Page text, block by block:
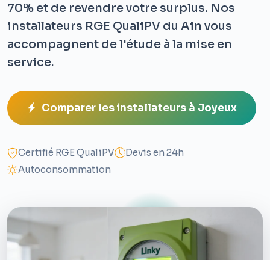
70% et de revendre votre surplus. Nos
installateurs RGE QualiPV du Ain vous
accompagnent de l'étude à la mise en
service.
Comparer les installateurs à Joyeux
Certifié RGE QualiPV
Devis en 24h
Autoconsommation